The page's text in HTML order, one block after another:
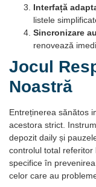
Interfață
listele
Sincronizare
renovează
Jocul
Noastră
Entreținerea sănătos
acestora strict.
depozit daily și
controlul total referitor
specifice în
celor care au